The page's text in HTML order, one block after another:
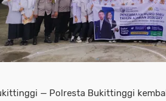
— Polresta Bukittinggi